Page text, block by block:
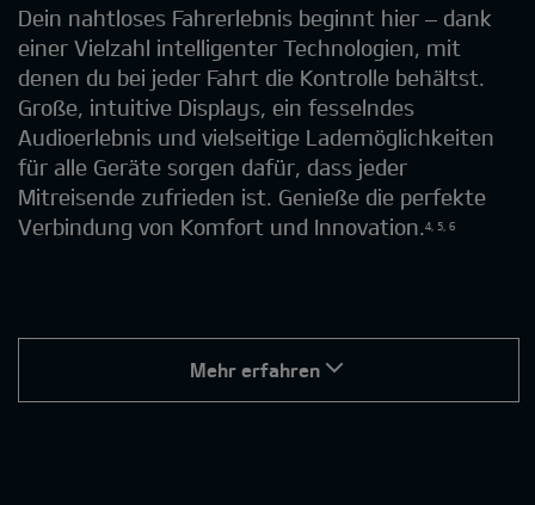
Dein nahtloses Fahrerlebnis beginnt hier – dank
einer Vielzahl intelligenter Technologien, mit
denen du bei jeder Fahrt die Kontrolle behältst.
Große, intuitive Displays, ein fesselndes
Audioerlebnis und vielseitige Lademöglichkeiten
für alle Geräte sorgen dafür, dass jeder
Mitreisende zufrieden ist. Genieße die perfekte
Verbindung von Komfort und Innovation.​4, 5, 6
Mehr erfahren